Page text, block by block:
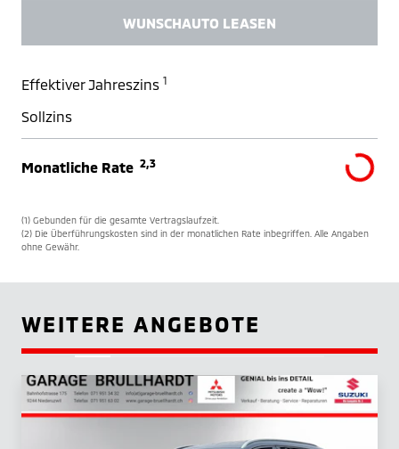
WUNSCHAUTO LEASEN
Effektiver Jahreszins 1
Sollzins
Monatliche Rate 2,3
(1) Gebunden für die gesamte Vertragslaufzeit.
(2) Die Überführungskosten sind in der monatlichen Rate inbegriffen. Alle Angaben
ohne Gewähr.
WEITERE ANGEBOTE